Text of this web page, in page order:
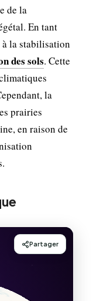
de la
En tant
la stabilisation
des sols. Cette
la
prairies
en raison de